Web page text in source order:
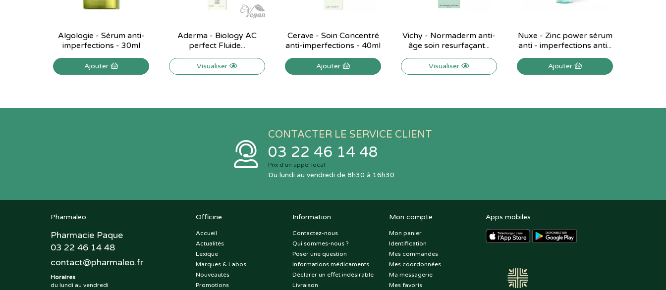
Algologie - Sérum anti-
imperfections - 30ml
Ajouter
Aderma - Biology AC
perfect Fluide...
Visualiser
Cerave - Soin Concentré
anti-imperfections - 40ml
Ajouter
Vichy - Normaderm anti-
âge soin resurfaçant...
Visualiser
Nuxe - Zinc power sérum
anti - imperfections anti...
Ajouter
CONTACTER LE SERVICE CLIENT
03 22 46 14 48
Prix d’un appel local
Du lundi au vendredi de 8h30 à 16h30
Pharmaleo
Pharmacie Paque
03 22 46 14 48
contact@pharmaleo.fr
Horaires
du lundi au vendredi
Officine
Accueil
Actualités
Lexique
Marques & Labos
Nouveautés
Promotions
Information
Contactez-nous
Qui sommes-nous ?
Poser une question
Informations médicaments
Déclarer un effet indésirable
Livraison
Mon compte
Mon panier
Identification
Mes commandes
Mes coordonnées
Ma messagerie
Mes favoris
Apps mobiles